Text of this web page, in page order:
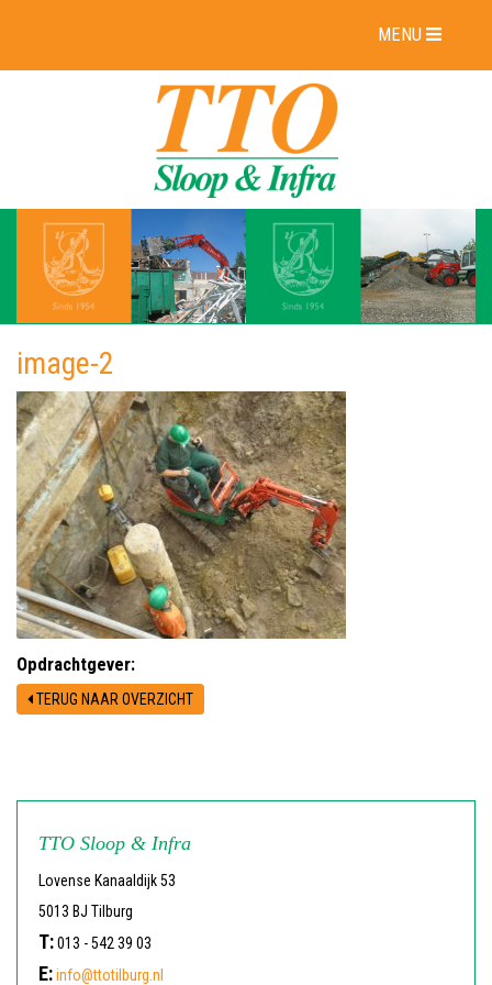
MENU
image-2
Opdrachtgever:
TERUG NAAR OVERZICHT
TTO Sloop & Infra
Lovense Kanaaldijk 53
5013 BJ Tilburg
T:013 - 542 39 03
E:info@ttotilburg.nl